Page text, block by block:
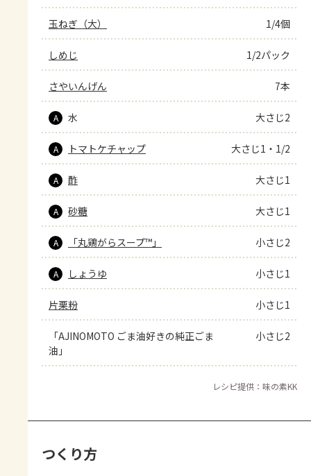
玉ねぎ（大） 1/4個
しめじ 1/2パック
さやいんげん 7本
A 水 大さじ2
A トマトケチャップ 大さじ1・1/2
A 酢 大さじ1
A 砂糖 大さじ1
A 「丸鶏がらスープ™」 小さじ2
A しょうゆ 小さじ1
片栗粉 小さじ1
「AJINOMOTO ごま油好きの純正ごま
油」
小さじ2
レシピ提供：味の素KK
つくり方